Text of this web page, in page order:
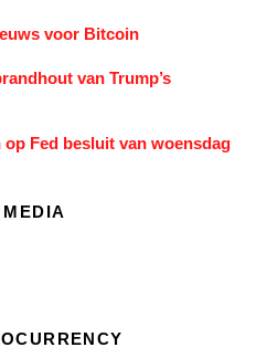
voor Bitcoin
van Trump’s
Fed besluit van woensdag